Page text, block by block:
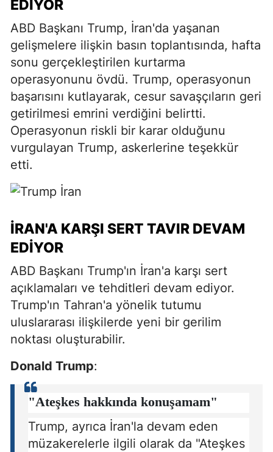
EDIYOR
ABD Başkanı Trump, İran'da yaşanan
gelişmelere ilişkin basın toplantısında, hafta
sonu gerçekleştirilen kurtarma
operasyonunu övdü. Trump, operasyonun
başarısını kutlayarak, cesur savaşçıların geri
getirilmesi emrini verdiğini belirtti.
Operasyonun riskli bir karar olduğunu
vurgulayan Trump, askerlerine teşekkür
etti.
İRAN'A KARŞI SERT TAVIR DEVAM
EDIYOR
ABD Başkanı Trump'ın İran'a karşı sert
açıklamaları ve tehditleri devam ediyor.
Trump'ın Tahran'a yönelik tutumu
uluslararası ilişkilerde yeni bir gerilim
noktası oluşturabilir.
Donald Trump:
"Ateşkes hakkında konuşamam"
Trump, ayrıca İran'la devam eden
müzakerelerle ilgili olarak da "Ateşkes